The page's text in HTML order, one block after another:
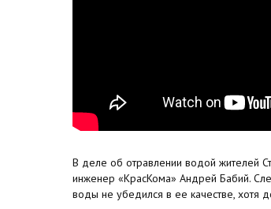
В деле об отравлении водой жителей
инженер «КрасКома» Андрей Бабий.
воды не убедился в ее качестве, хотя